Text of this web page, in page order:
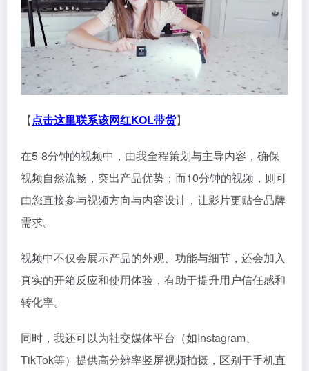
【点击这里联系该网红KOL带货】
在5-8分钟的视频中，由我全程策划与主导内容，确保
视频自然流畅，突出产品优势；而10分钟的视频，则可
由您直接参与视频方向与内容设计，让影片更贴合品牌
需求。
视频中不仅会展示产品的外观、功能与细节，还会加入
真实的开箱反应和使用体验，有助于提升用户信任感和
转化率。
同时，我还可以为社交媒体平台（如Instagram、
TikTok等）提供高分辨率竖屏视频拍摄，区别于手机直